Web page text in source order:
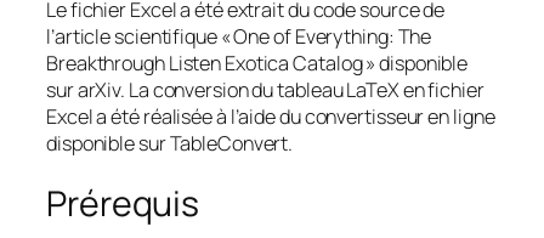
Le fichier Excel a été extrait du code source de
l’article scientifique « One of Everything: The
Breakthrough Listen Exotica Catalog » disponible
sur arXiv. La conversion du tableau LaTeX en fichier
Excel a été réalisée à l’aide du convertisseur en ligne
disponible sur TableConvert.
Prérequis